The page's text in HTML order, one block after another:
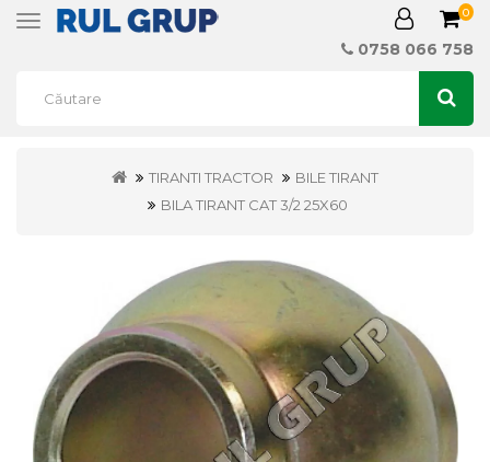
Toggle
0
0758 066 758
TIRANTI TRACTOR
BILE TIRANT
BILA TIRANT CAT 3/2 25X60